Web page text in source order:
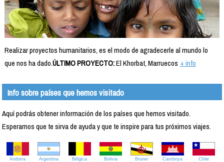
Realizar proyectos humanitarios, es el modo de agradecerle al mundo lo
que nos ha dado.ÚLTIMO PROYECTO:El Khorbat, Marruecos + info
Info sobre países que hemos visitado
Aquí podrás obtener información de los países que hemos visitado.
Esperamos que te sirva de ayuda y que te inspire para tus próximos viajes.
Andorra Argentina Bélgica Bolivia Brunei Camboya Chile